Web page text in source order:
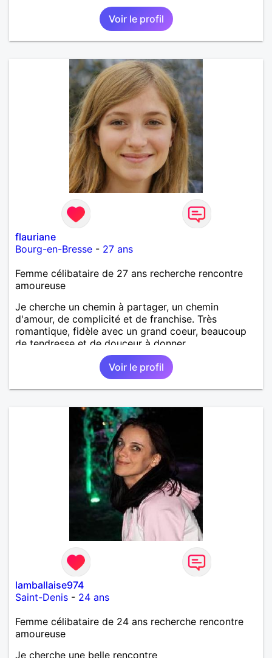
Voir le profil
flauriane
Bourg-en-Bresse - 27 ans
Femme célibataire de 27 ans recherche rencontre
amoureuse
Je cherche un chemin à partager, un chemin
d'amour, de complicité et de franchise. Très
romantique, fidèle avec un grand coeur, beaucoup
de tendresse et de douceur à donner.
Voir le profil
lamballaise974
Saint-Denis - 24 ans
Femme célibataire de 24 ans recherche rencontre
amoureuse
Je cherche une belle rencontre